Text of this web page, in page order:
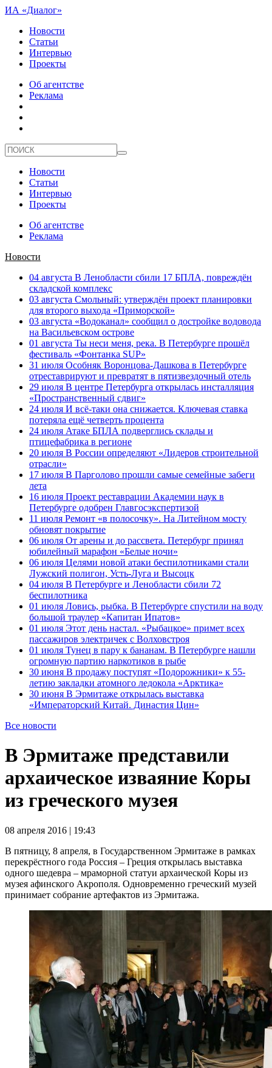
ИА «Диалог»
Новости
Статьи
Интервью
Проекты
Об агентстве
Реклама
Новости
Статьи
Интервью
Проекты
Об агентстве
Реклама
Новости
04 августа В Ленобласти сбили 17 БПЛА, повреждён
складской комплекс
03 августа Смольный: утверждён проект планировки
для второго выхода «Приморской»
03 августа «Водоканал» сообщил о достройке водовода
на Васильевском острове
01 августа Ты неси меня, река. В Петербурге прошёл
фестиваль «Фонтанка SUP»
31 июля Особняк Воронцова-Дашкова в Петербурге
отреставрируют и превратят в пятизвездочный отель
29 июля В центре Петербурга открылась инсталляция
«Пространственный сдвиг»
24 июля И всё-таки она снижается. Ключевая ставка
потеряла ещё четверть процента
24 июля Атаке БПЛА подверглись склады и
птицефабрика в регионе
20 июля В России определяют «Лидеров строительной
отрасли»
17 июля В Парголово прошли самые семейные забеги
лета
16 июля Проект реставрации Академии наук в
Петербурге одобрен Главгосэкспертизой
11 июля Ремонт «в полосочку». На Литейном мосту
обновят покрытие
06 июля От арены и до рассвета. Петербург принял
юбилейный марафон «Белые ночи»
06 июля Целями новой атаки беспилотниками стали
Лужский полигон, Усть-Луга и Высоцк
04 июля В Петербурге и Ленобласти сбили 72
беспилотника
01 июля Ловись, рыбка. В Петербурге спустили на воду
большой траулер «Капитан Ипатов»
01 июля Этот день настал. «Рыбацкое» примет всех
пассажиров электричек с Волховстроя
01 июля Тунец в пару к бананам. В Петербурге нашли
огромную партию наркотиков в рыбе
30 июня В продажу поступят «Подорожники» к 55-
летию закладки атомного ледокола «Арктика»
30 июня В Эрмитаже открылась выставка
«Императорский Китай. Династия Цин»
Все новости
В Эрмитаже представили
архаическое изваяние Коры
из греческого музея
08 апреля 2016 | 19:43
В пятницу, 8 апреля, в Государственном Эрмитаже в рамках
перекрёстного года Россия – Греция открылась выставка
одного шедевра – мраморной статуи архаической Коры из
музея афинского Акрополя. Одновременно греческий музей
принимает собрание артефактов из Эрмитажа.